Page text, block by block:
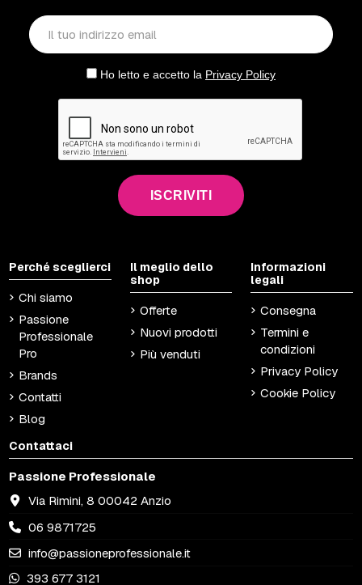
Ho letto e accetto la Privacy Policy
ISCRIVITI
Perché sceglierci
Chi siamo
Passione
Professionale
Pro
Brands
Contatti
Blog
Il meglio dello
shop
Offerte
Nuovi prodotti
Più venduti
Informazioni
legali
Consegna
Termini e
condizioni
Privacy Policy
Cookie Policy
Contattaci
Passione Professionale
Via Rimini, 8 00042 Anzio
06 9871725
info@passioneprofessionale.it
393 677 3121